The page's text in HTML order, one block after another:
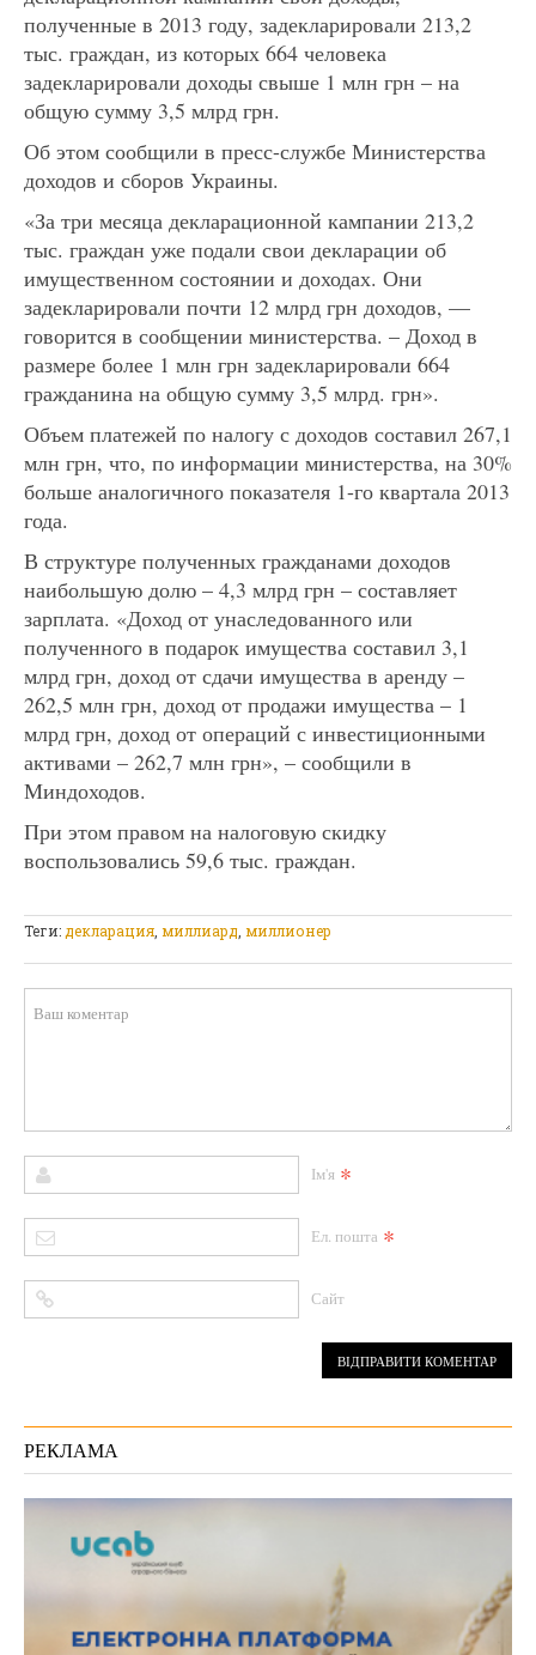
полученные в 2013 году, задекларировали 213,2
тыс. граждан, из которых 664 человека
задекларировали доходы свыше 1 млн грн – на
общую сумму 3,5 млрд грн.
Об этом сообщили в пресс-службе Министерства
доходов и сборов Украины.
«За три месяца декларационной кампании 213,2
тыс. граждан уже подали свои декларации об
имущественном состоянии и доходах. Они
задекларировали почти 12 млрд грн доходов, —
говорится в сообщении министерства. – Доход в
размере более 1 млн грн задекларировали 664
гражданина на общую сумму 3,5 млрд. грн».
Объем платежей по налогу с доходов составил 267,1
млн грн, что, по информации министерства, на 30%
больше аналогичного показателя 1-го квартала 2013
года.
В структуре полученных гражданами доходов
наибольшую долю – 4,3 млрд грн – составляет
зарплата. «Доход от унаследованного или
полученного в подарок имущества составил 3,1
млрд грн, доход от сдачи имущества в аренду –
262,5 млн грн, доход от продажи имущества – 1
млрд грн, доход от операций с инвестиционными
активами – 262,7 млн грн», – сообщили в
Миндоходов.
При этом правом на налоговую скидку
воспользовались 59,6 тыс. граждан.
Теги: декларация миллиард миллионер
Ім'я *
Ел. пошта *
Сайт
РЕКЛАМА